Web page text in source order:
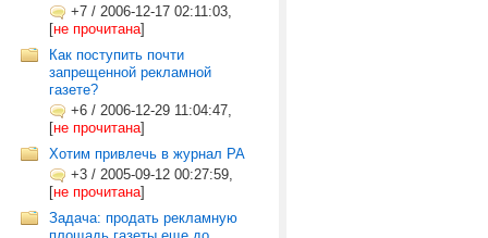
+7 / 2006-12-17 02:11:03,
[не прочитана]
Как поступить почти
запрещенной рекламной
газете?
+6 / 2006-12-29 11:04:47,
[не прочитана]
Хотим привлечь в журнал РА
+3 / 2005-09-12 00:27:59,
[не прочитана]
Задача: продать рекламную